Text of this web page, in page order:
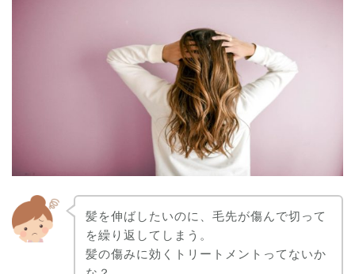
髪を伸ばしたいのに、毛先が傷んで切って
を繰り返してしまう。
髪の傷みに効くトリートメントってないか